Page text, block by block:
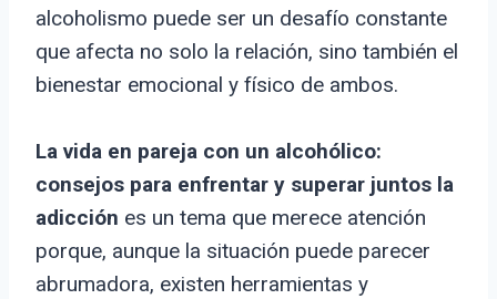
alcoholismo puede ser un desafío constante
que afecta no solo la relación, sino también el
bienestar emocional y físico de ambos.
La vida en pareja con un alcohólico:
consejos para enfrentar y superar juntos la
adicción es un tema que merece atención
porque, aunque la situación puede parecer
abrumadora, existen herramientas y